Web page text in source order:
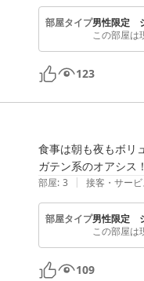
部屋タイプ男性限定
この部屋は
123
食事は朝も夜もボリ
ガテン系のオアシス！
部屋: 3 | 接客・サービ
部屋タイプ男性限定
この部屋は
109